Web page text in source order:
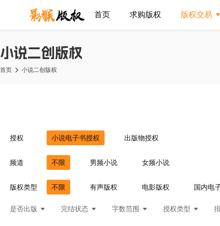
首页 求购版权 版权交易
小说二创版权
首页 小说二创版权
授权 小说电子书授权 出版物授权
频道 不限 男频小说 女频小说
版权类型 不限 有声版权 电影版权 国内电
是否出版 完结状态 字数范围 授权类型